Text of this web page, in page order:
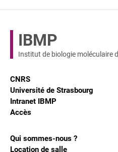
IBMP
Institut de biologie moléculaire
CNRS
Université de Strasbourg
Intranet IBMP
Accès
Qui sommes-nous ?
Location de salle